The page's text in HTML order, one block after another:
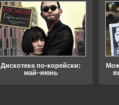
Дискотека по-корейски:
май–июнь